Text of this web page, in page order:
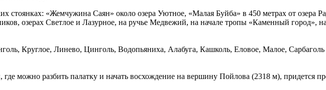
стоянках: «Жемчужина Саян» около озера Уютное, «Малая Буйба» в 450 метрах от озера
озерах Светлое и Лазурное, на ручье Медвежий, на начале тропы «Каменный город»,
Круглое, Линево, Цинголь, Водопьяниха, Алабуга, Кашколь, Еловое, Малое,
можно разбить палатку и начать восхождение на вершину Пойлова (2318 м), придется